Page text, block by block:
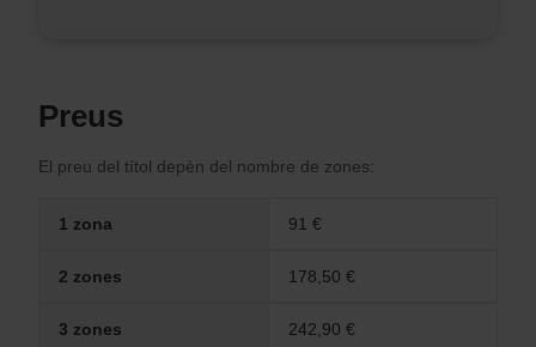
Preus
El preu del títol depèn del nombre de zones:
r
u
e
1 zona 91 €
2 zones 178,50 €
3 zones 242,90 €